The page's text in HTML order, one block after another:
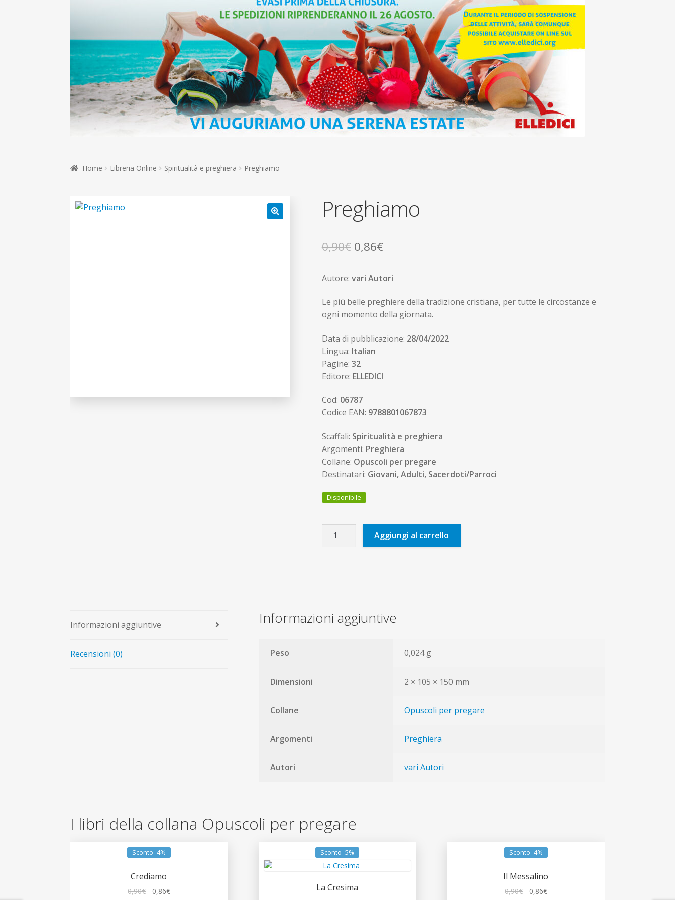
Home Libreria Online Spiritualità e preghiera Preghiamo
Preghiamo
0,90€ Il
originale
era:
0,90€.
0,86€Il
attuale
è:
0,86€.
Autore: vari Autori
Le più belle preghiere della tradizione cristiana, per tutte le circostanze e
ogni momento della giornata.
Data di pubblicazione: 28/04/2022
Lingua: Italian
Pagine: 32
Editore: ELLEDICI
Cod: 06787
Codice EAN: 9788801067873
Scaffali: Spiritualità e preghiera
Argomenti: Preghiera
Collane: Opuscoli per pregare
Destinatari: Giovani, Adulti, Sacerdoti/Parroci
Disponibile
Preghiamo
Aggiungi al carrello
Informazioni aggiuntive
Recensioni (0)
Informazioni aggiuntive
Peso 0,024 g
Dimensioni 2 × 105 × 150 mm
Collane Opuscoli per pregare
Argomenti Preghiera
Autori vari Autori
I libri della collana Opuscoli per pregare
Sconto -4%
Crediamo
0,90€ 0,86€Il
Sconto -5%
La Cresima
Sconto -4%
Il Messalino
0,90€ 0,86€Il